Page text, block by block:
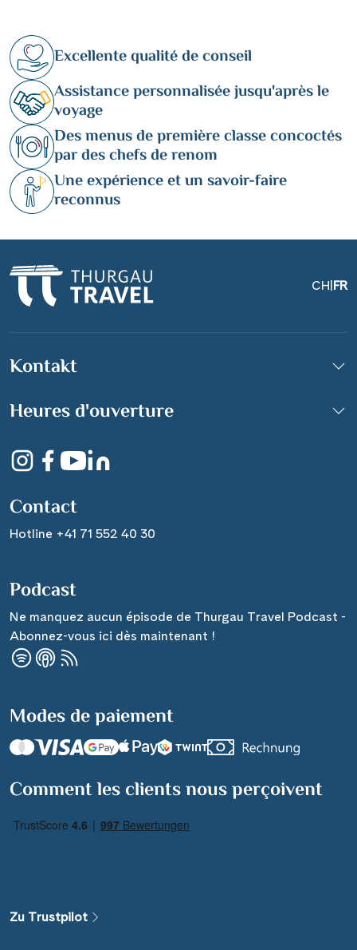
Medienhafen Düsseldorf
Excellente qualité de conseil
Assistance personnalisée jusqu'après le
voyage
Des menus de première classe concoctés
par des chefs de renom
Une expérience et un savoir-faire
reconnus
CH|FR
Kontakt
Heures d'ouverture
Contact
Hotline +41 71 552 40 30
Podcast
Ne manquez aucun épisode de Thurgau Travel Podcast -
Abonnez-vous ici dès maintenant !
Modes de paiement
Comment les clients nous perçoivent
Zu Trustpilot